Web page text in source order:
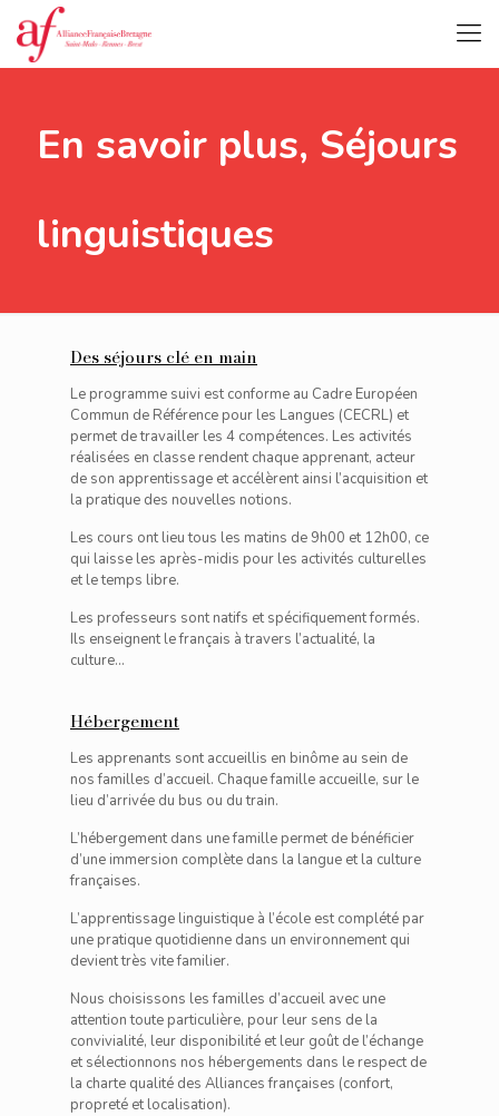
En savoir plus, Séjours
linguistiques
Des séjours clé en main
Le programme suivi est conforme au Cadre Européen
Commun de Référence pour les Langues (CECRL) et
permet de travailler les 4 compétences. Les activités
réalisées en classe rendent chaque apprenant, acteur
de son apprentissage et accélèrent ainsi l’acquisition et
la pratique des nouvelles notions.
Les cours ont lieu tous les matins de 9h00 et 12h00, ce
qui laisse les après-midis pour les activités culturelles
et le temps libre.
Les professeurs sont natifs et spécifiquement formés.
Ils enseignent le français à travers l’actualité, la
culture…
Hébergement
Les apprenants sont accueillis en binôme au sein de
nos familles d’accueil. Chaque famille accueille, sur le
lieu d’arrivée du bus ou du train.
L’hébergement dans une famille permet de bénéficier
d’une immersion complète dans la langue et la culture
françaises.
L’apprentissage linguistique à l’école est complété par
une pratique quotidienne dans un environnement qui
devient très vite familier.
Nous choisissons les familles d’accueil avec une
attention toute particulière, pour leur sens de la
convivialité, leur disponibilité et leur goût de l’échange
et sélectionnons nos hébergements dans le respect de
la charte qualité des Alliances françaises (confort,
propreté et localisation).